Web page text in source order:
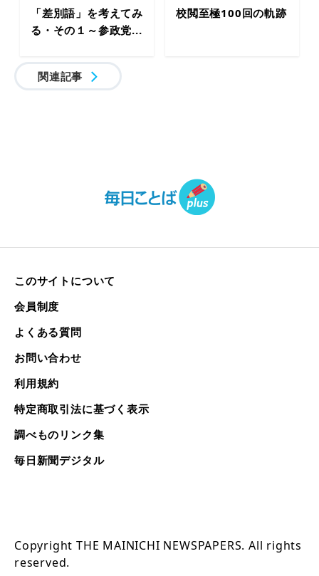
「差別語」を考えてみ
る・その１～参政党...
校閲至極100回の軌跡
関連記事
このサイトについて
会員制度
よくある質問
お問い合わせ
利用規約
特定商取引法に基づく表示
調べものリンク集
毎日新聞デジタル
Copyright THE MAINICHI NEWSPAPERS. All rights
reserved.